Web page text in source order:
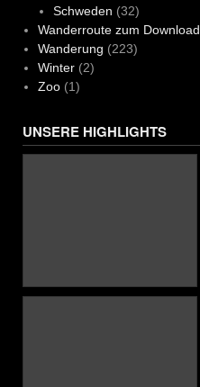
Schweden (32)
Wanderroute zum Download
Wanderung (223)
Winter(2)
Zoo(1)
UNSERE HIGHLIGHTS